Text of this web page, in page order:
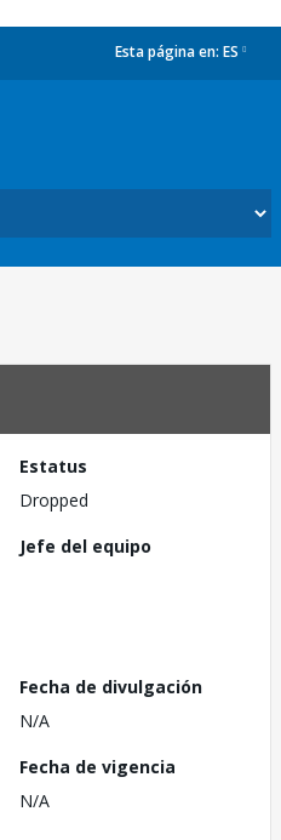
Esta página en: ES
Estatus
Dropped
Jefe del equipo
Fecha de divulgación
N/A
Fecha de vigencia
N/A